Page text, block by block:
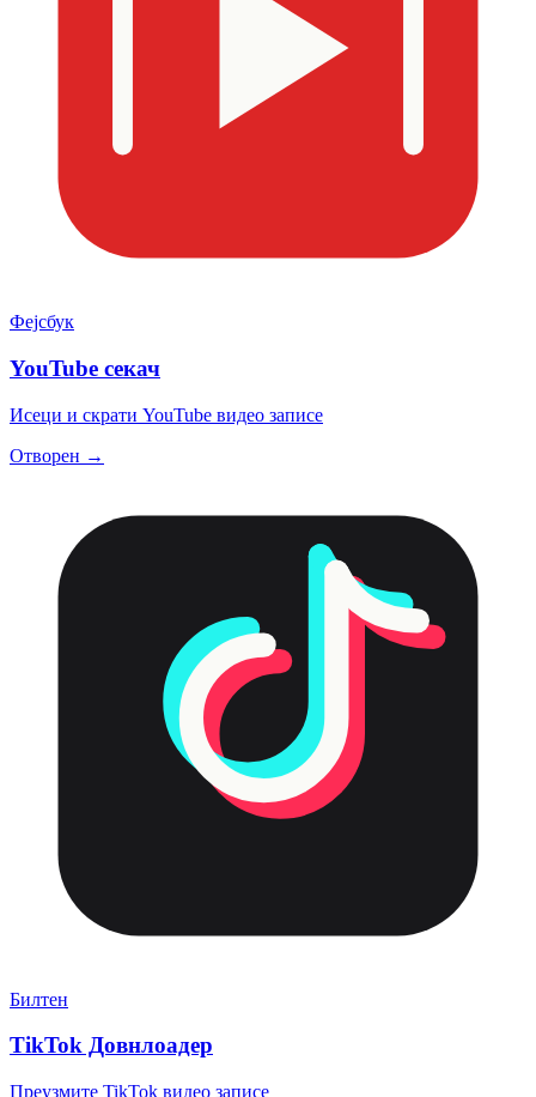
Фејсбук
YouTube секач
Исеци и скрати YouTube видео записе
Отворен →
Билтен
TikTok Довнлоадер
Преузмите TikTok видео записе